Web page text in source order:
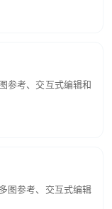
参考、交互式编辑和
图参考、交互式编辑